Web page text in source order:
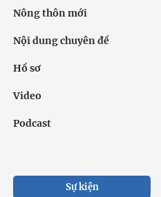
Nông thôn mới
Nội dung chuyên đề
Hồ sơ
Video
Podcast
Sự kiện